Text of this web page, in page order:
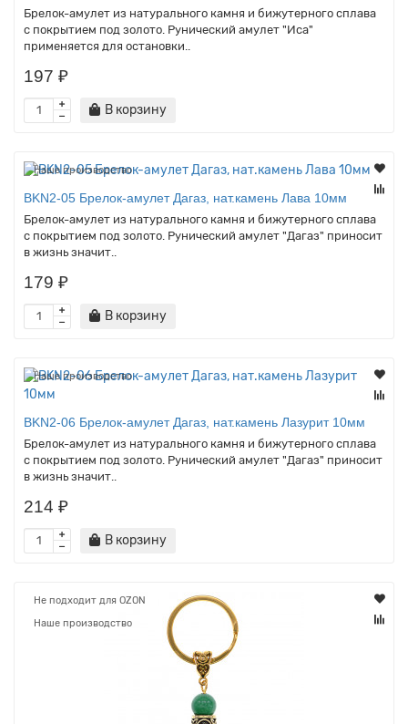
Брелок-амулет из натурального камня и бижутерного сплава
с покрытием под золото. Рунический амулет "Иса"
применяется для остановки..
197 ₽
В корзину
Наше производство
BKN2-05 Брелок-амулет Дагаз, нат.камень Лава 10мм
Брелок-амулет из натурального камня и бижутерного сплава
с покрытием под золото. Рунический амулет "Дагаз" приносит
в жизнь значит..
179 ₽
В корзину
Наше производство
BKN2-06 Брелок-амулет Дагаз, нат.камень Лазурит 10мм
Брелок-амулет из натурального камня и бижутерного сплава
с покрытием под золото. Рунический амулет "Дагаз" приносит
в жизнь значит..
214 ₽
В корзину
Не подходит для OZON
Наше производство